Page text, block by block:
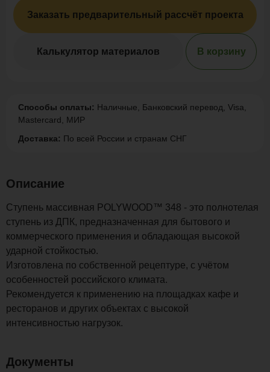
Заказать предварительный рассчёт проекта
Калькулятор материалов В корзину
Способы оплаты: Наличные, Банковский перевод, Visa,
Mastercard, МИР
Доставка: По всей России и странам СНГ
Описание
Ступень массивная POLYWOOD™ 348 - это полнотелая
ступень из ДПК, предназначенная для бытового и
коммерческого применения и обладающая высокой
ударной стойкостью.
Изготовлена по собственной рецептуре, с учётом
особенностей российского климата.
Рекомендуется к применению на площадках кафе и
ресторанов и других объектах с высокой
интенсивностью нагрузок.
Документы